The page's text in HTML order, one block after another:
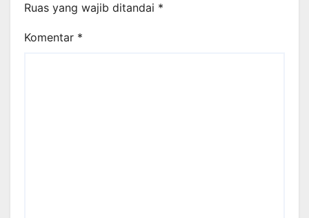
Ruas yang wajib ditandai *
Komentar *